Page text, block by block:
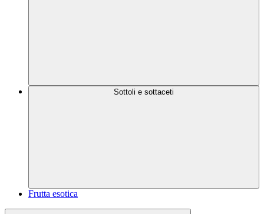
Sottoli e sottaceti
Frutta esotica